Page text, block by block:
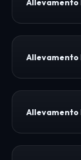
Allevamento
Allevamento